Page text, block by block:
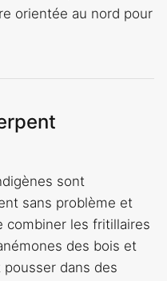
orientée au nord pour
sont
sans problème et
combiner les fritillaires
des bois et
dans des